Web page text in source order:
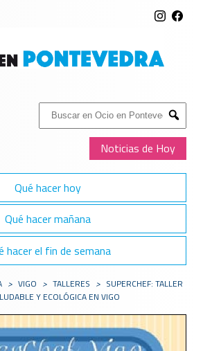
Buscar:
Submit
Noticias de Hoy
Qué hacer hoy
Qué hacer mañana
hacer el fin de semana
> VIGO > TALLERES > SUPERCHEF: TALLER
Y ECOLÓGICA EN VIGO